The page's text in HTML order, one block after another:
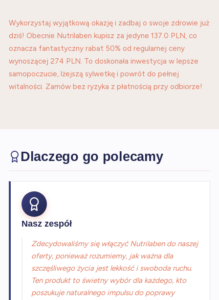
Wykorzystaj wyjątkową okazję i zadbaj o swoje zdrowie już
dziś! Obecnie Nutrilaben kupisz za jedyne 137.0 PLN, co
oznacza fantastyczny rabat 50% od regularnej ceny
wynoszącej 274 PLN. To doskonała inwestycja w lepsze
samopoczucie, lżejszą sylwetkę i powrót do pełnej
witalności. Zamów bez ryzyka z płatnością przy odbiorze!
Dlaczego go polecamy
Nasz zespół
Zdecydowaliśmy się włączyć Nutrilaben do naszej
oferty, ponieważ rozumiemy, jak ważna dla
szczęśliwego życia jest lekkość i swoboda ruchu.
Ten produkt to świetny wybór dla każdego, kto
poszukuje naturalnego impulsu do poprawy